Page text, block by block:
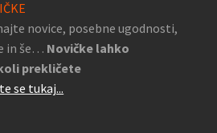
novice, posebne ugodnosti,
in še… Novičke lahko
prekličete
se tukaj...